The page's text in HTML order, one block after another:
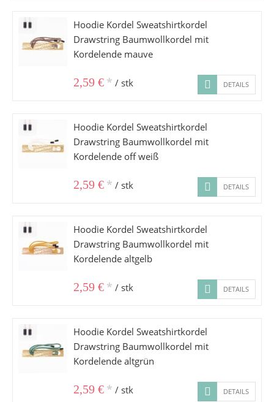
Hoodie Kordel Sweatshirtkordel
Drawstring Baumwollkordel mit
Kordelende mauve
2,59 € * / stk DETAILS
Hoodie Kordel Sweatshirtkordel
Drawstring Baumwollkordel mit
Kordelende off weiß
2,59 € * / stk DETAILS
Hoodie Kordel Sweatshirtkordel
Drawstring Baumwollkordel mit
Kordelende altgelb
2,59 € * / stk DETAILS
Hoodie Kordel Sweatshirtkordel
Drawstring Baumwollkordel mit
Kordelende altgrün
2,59 € * / stk DETAILS